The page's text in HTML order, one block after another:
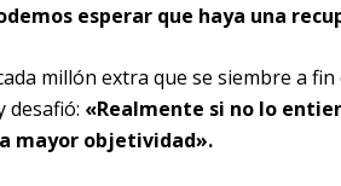
esperar que haya una
millón extra que se siembre a
desafió: «Realmente si no lo
mayor objetividad».